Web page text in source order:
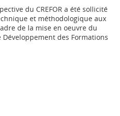
du CREFOR a été sollicité
et méthodologique aux
de la mise en oeuvre du
des Formations